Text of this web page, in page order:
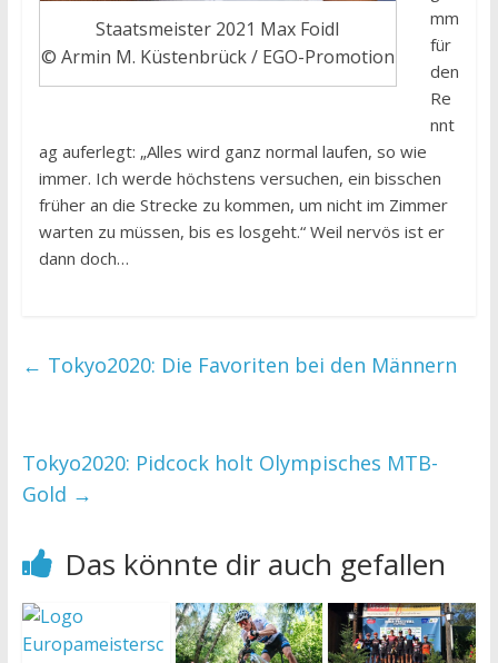
Staatsmeister 2021 Max Foidl
© Armin M. Küstenbrück / EGO-Promotion
mm
für
den
Re
nnt
ag auferlegt: „Alles wird ganz normal laufen, so wie
immer. Ich werde höchstens versuchen, ein bisschen
früher an die Strecke zu kommen, um nicht im Zimmer
warten zu müssen, bis es losgeht.“ Weil nervös ist er
dann doch…
← Tokyo2020: Die Favoriten bei den Männern
Tokyo2020: Pidcock holt Olympisches MTB-
Gold →
Das könnte dir auch gefallen